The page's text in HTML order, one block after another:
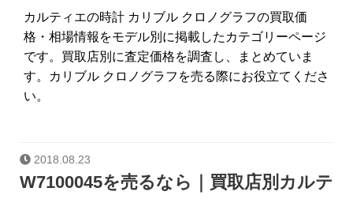
カルティエの時計 カリブル クロノグラフの買取価
格・相場情報をモデル別に掲載したカテゴリーページ
です。買取店別に査定価格を調査し、まとめていま
す。カリブル クロノグラフを売る際にお役立てくださ
い。
2018.08.23
W7100045を売るなら｜買取店別カルテ